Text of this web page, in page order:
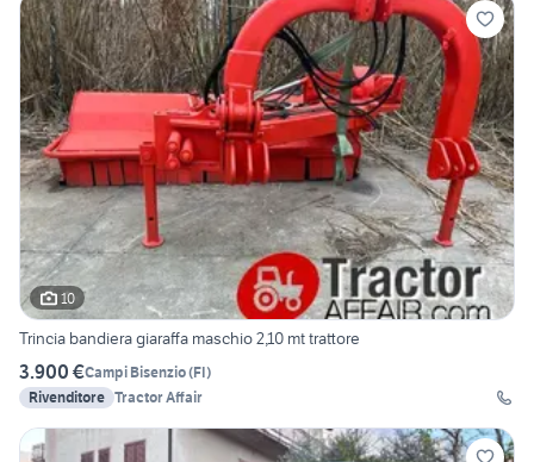
10
Trincia bandiera giaraffa maschio 2,10 mt trattore
3.900 €Campi Bisenzio(FI)
Rivenditore Tractor Affair